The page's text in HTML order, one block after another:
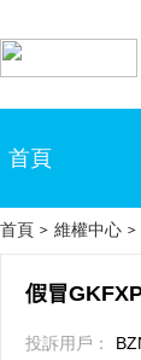
首頁
首頁 > 維權中心 >
假冒
投訴用戶：